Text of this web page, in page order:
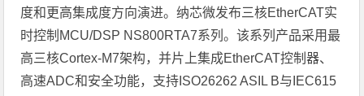
度和更高集成度方向演进。纳芯微发布三核EtherCAT实
时控制MCU/DSP NS800RTA7系列。该系列产品采用最
高三核Cortex-M7架构，并片上集成EtherCAT控制器、
高速ADC和安全功能，支持ISO26262 ASIL B与IEC615